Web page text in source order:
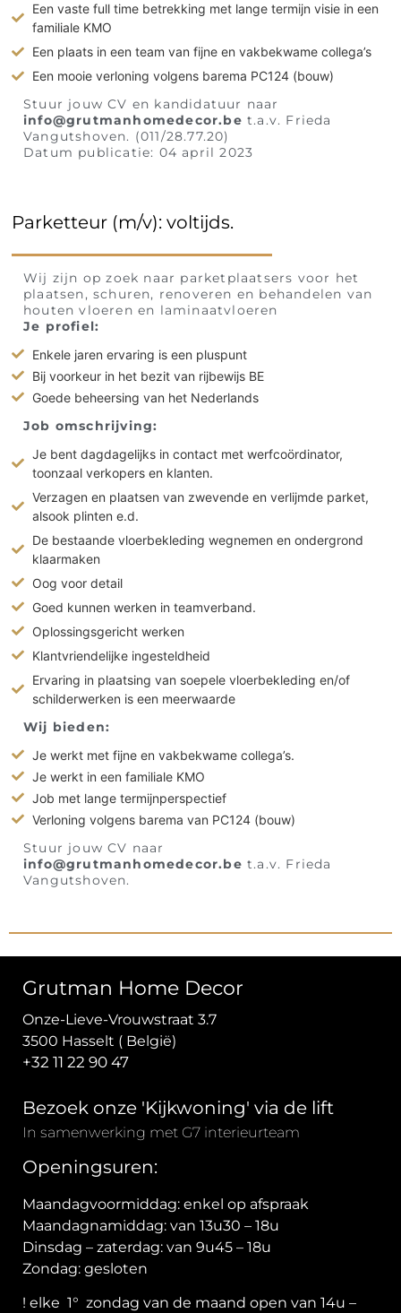
Een vaste full time betrekking met lange termijn visie in een
familiale KMO
Een plaats in een team van fijne en vakbekwame collega’s
Een mooie verloning volgens barema PC124 (bouw)
Stuur jouw CV en kandidatuur naar
info@grutmanhomedecor.be t.a.v. Frieda
Vangutshoven. (011/28.77.20)
Datum publicatie: 04 april 2023
Parketteur (m/v): voltijds.
Wij zijn op zoek naar parketplaatsers voor het
plaatsen, schuren, renoveren en behandelen van
houten vloeren en laminaatvloeren
Je profiel:
Enkele jaren ervaring is een pluspunt
Bij voorkeur in het bezit van rijbewijs BE
Goede beheersing van het Nederlands
Job omschrijving:
Je bent dagdagelijks in contact met werfcoördinator,
toonzaal verkopers en klanten.
Verzagen en plaatsen van zwevende en verlijmde parket,
alsook plinten e.d.
De bestaande vloerbekleding wegnemen en ondergrond
klaarmaken
Oog voor detail
Goed kunnen werken in teamverband.
Oplossingsgericht werken
Klantvriendelijke ingesteldheid
Ervaring in plaatsing van soepele vloerbekleding en/of
schilderwerken is een meerwaarde
Wij bieden:
Je werkt met fijne en vakbekwame collega’s.
Je werkt in een familiale KMO
Job met lange termijnperspectief
Verloning volgens barema van PC124 (bouw)
Stuur jouw CV naar
info@grutmanhomedecor.be t.a.v. Frieda
Vangutshoven.
Grutman Home Decor
Onze-Lieve-Vrouwstraat 3.7
3500 Hasselt ( België)
+32 11 22 90 47
Bezoek onze 'Kijkwoning' via de lift
In samenwerking met G7 interieurteam
Openingsuren:
Maandagvoormiddag: enkel op afspraak
Maandagnamiddag: van 13u30 – 18u
Dinsdag – zaterdag: van 9u45 – 18u
Zondag: gesloten
! elke 1° zondag van de maand open van 14u –